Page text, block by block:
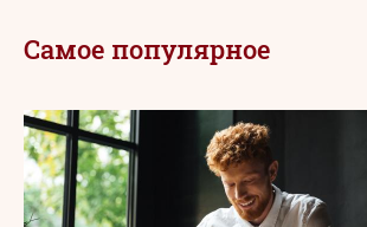
Самое популярное